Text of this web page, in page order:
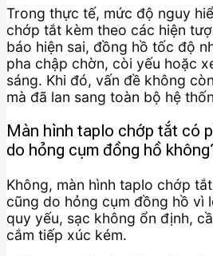
Trong thực tế, mức độ nguy
chớp tắt kèm theo các hiện
báo hiện sai, đồng hồ tốc độ
pha chập chờn, còi yếu hoặc
sáng. Khi đó, vấn đề không
mà đã lan sang toàn bộ hệ
Màn hình taplo chớp tắt có
do hỏng cụm đồng hồ
Không, màn hình taplo chớp
cũng do hỏng cụm đồng hồ vì
quy yếu, sạc không ổn định,
cắm tiếp xúc kém.